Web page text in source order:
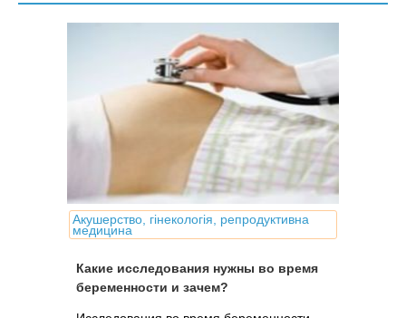
Акушерство, гінекологія, репродуктивна
медицина
Какие исследования нужны во время
беременности и зачем?